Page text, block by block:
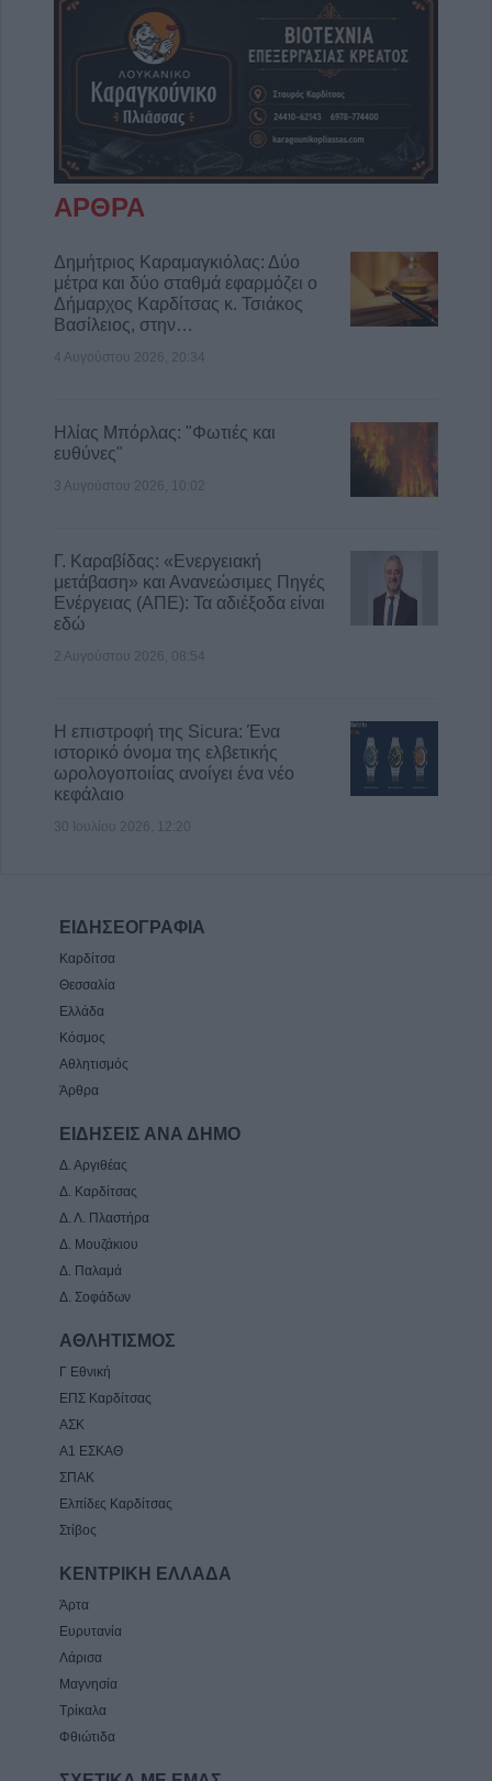
ΑΡΘΡΑ
Δημήτριος Καραμαγκιόλας: Δύο
μέτρα και δύο σταθμά εφαρμόζει ο
Δήμαρχος Καρδίτσας κ. Τσιάκος
Βασίλειος, στην…
4 Αυγούστου 2026, 20:34
Ηλίας Μπόρλας: "Φωτιές και
ευθύνες"
3 Αυγούστου 2026, 10:02
Γ. Καραβίδας: «Ενεργειακή
μετάβαση» και Ανανεώσιμες Πηγές
Ενέργειας (ΑΠΕ): Τα αδιέξοδα είναι
εδώ
2 Αυγούστου 2026, 08:54
Η επιστροφή της Sicura: Ένα
ιστορικό όνομα της ελβετικής
ωρολογοποιίας ανοίγει ένα νέο
κεφάλαιο
30 Ιουλίου 2026, 12:20
ΕΙΔΗΣΕΟΓΡΑΦΙΑ
Καρδίτσα
Θεσσαλία
Ελλάδα
Κόσμος
Αθλητισμός
Άρθρα
ΕΙΔΗΣΕΙΣ ΑΝΑ ΔΗΜΟ
Δ. Αργιθέας
Δ. Καρδίτσας
Δ. Λ. Πλαστήρα
Δ. Μουζάκιου
Δ. Παλαμά
Δ. Σοφάδων
ΑΘΛΗΤΙΣΜΟΣ
Γ Εθνική
ΕΠΣ Καρδίτσας
ΑΣΚ
Α1 ΕΣΚΑΘ
ΣΠΑΚ
Ελπίδες Καρδίτσας
Στίβος
ΚΕΝΤΡΙΚΗ ΕΛΛΑΔΑ
Άρτα
Ευρυτανία
Λάρισα
Μαγνησία
Τρίκαλα
Φθιώτιδα